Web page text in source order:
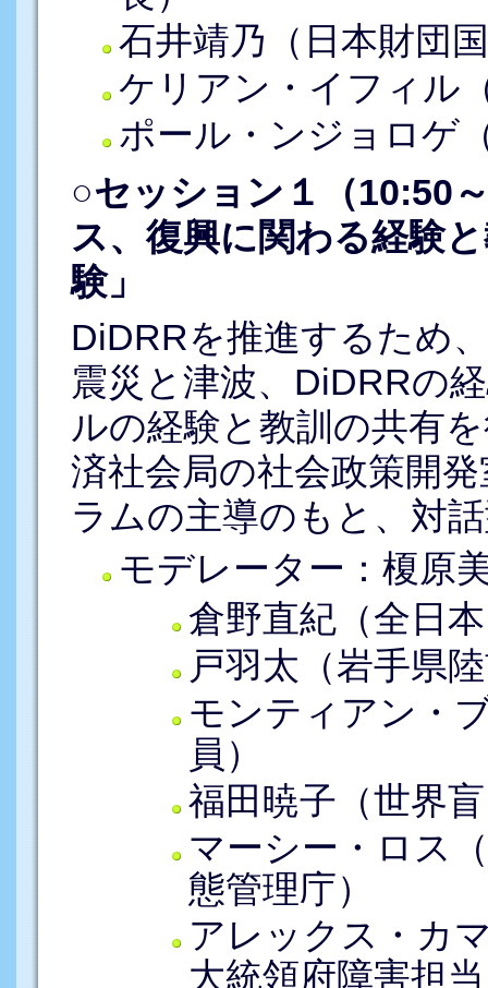
石井靖乃（日本財団
ケリアン・イフィル
ポール・ンジョロゲ
○セッション１（10:50
ス、復興に関わる経験
験」
DiDRRを推進するため
震災と津波、DiDRRの
ルの経験と教訓の共有
済社会局の社会政策開
ラムの主導のもと、対
モデレーター：榎原
倉野直紀（全日
戸羽太（岩手県
モンティアン・
員）
福田暁子（世界
マーシー・ロス
態管理庁）
アレックス・カ
大統領府障害担